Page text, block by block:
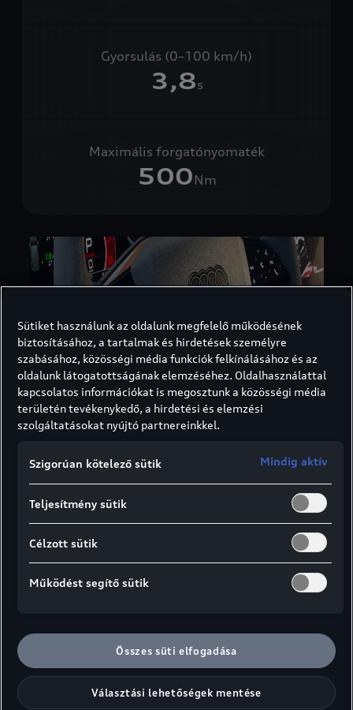
Gyorsulás (0–100 km/h)
3,8s
Maximális forgatónyomaték
500Nm
Az elegancia és a
Az új Audi RS 3 Limousine² minden
nap lenyűgöz. A kiemelkedő
menetdinamika és az izgalmas
dizájn megdobogtatja a szíveket.
Sütiket használunk az oldalunk megfelelő működésének
biztosításához, a tartalmak és hirdetések személyre
szabásához, közösségi média funkciók felkínálásához és az
oldalunk látogatottságának elemzéséhez. Oldalhasználattal
kapcsolatos információkat is megosztunk a közösségi média
területén tevékenykedő, a hirdetési és elemzési
szolgáltatásokat nyújtó partnereinkkel.
Szigorúan kötelező sütik Mindig aktív
Teljesítmény sütik
Célzott sütik
Működést segítő sütik
Összes süti elfogadása
Választási lehetőségek mentése